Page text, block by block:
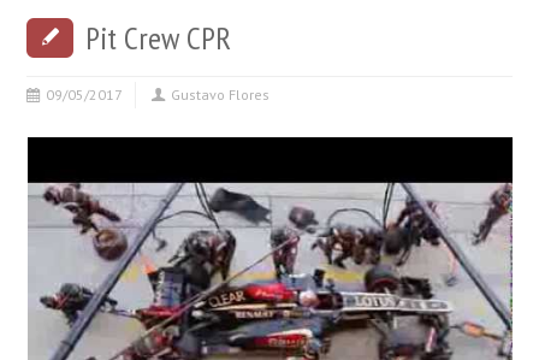
Pit Crew CPR
09/05/2017 Gustavo Flores